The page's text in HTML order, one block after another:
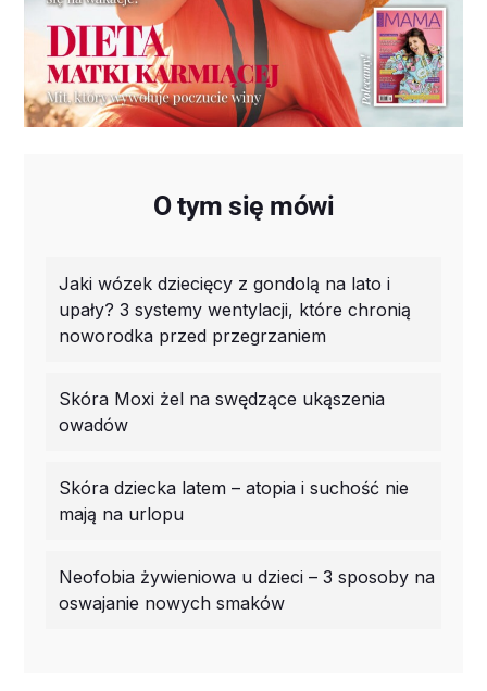
O tym się mówi
Jaki wózek dziecięcy z gondolą na lato i
upały? 3 systemy wentylacji, które chronią
noworodka przed przegrzaniem
Skóra Moxi żel na swędzące ukąszenia
owadów
Skóra dziecka latem – atopia i suchość nie
mają na urlopu
Neofobia żywieniowa u dzieci – 3 sposoby na
oswajanie nowych smaków